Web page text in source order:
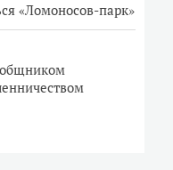
«Ломоносов-парк»